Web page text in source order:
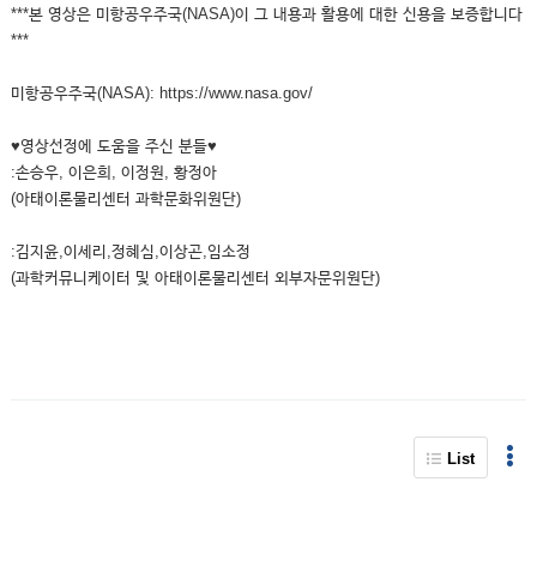
***본 영상은 미항공우주국(NASA)이 그 내용과 활용에 대한 신용을 보증합니다
***
미항공우주국(NASA): https://www.nasa.gov/
♥영상선정에 도움을 주신 분들♥
:손승우, 이은희, 이정원, 황정아
(아태이론물리센터 과학문화위원단)
:김지윤,이세리,정혜심,이상곤,임소정
(과학커뮤니케이터 및 아태이론물리센터 외부자문위원단)
List